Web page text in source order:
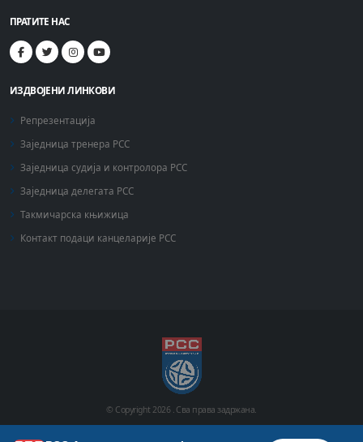
ПРАТИТЕ НАС
ИЗДВОЈЕНИ ЛИНКОВИ
Репрезентација
Заједница тренера РСС
Заједница судија и контролора РСС
Заједница делегата РСС
Такмичарска књижица
Контакт подаци канцеларије РСС
© Copyright2026 . Сва права задржана.